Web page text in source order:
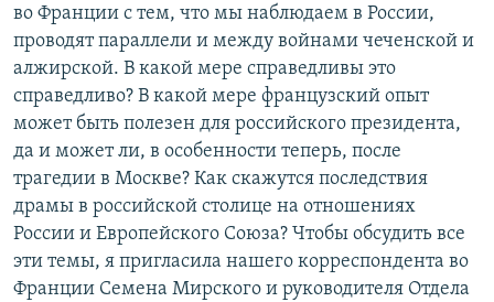
во Франции с тем, что мы наблюдаем в России,
проводят параллели и между войнами чеченской и
алжирской. В какой мере справедливы это
справедливо? В какой мере французский опыт
может быть полезен для российского президента,
да и может ли, в особенности теперь, после
трагедии в Москве? Как скажутся последствия
драмы в российской столице на отношениях
России и Европейского Союза? Чтобы обсудить все
эти темы, я пригласила нашего корреспондента во
Франции Семена Мирского и руководителя Отдела